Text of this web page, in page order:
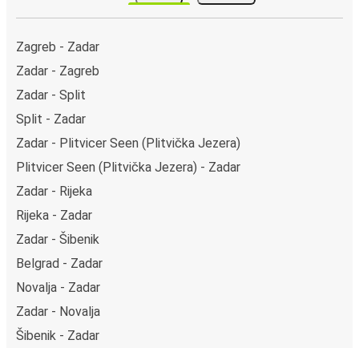
Zagreb - Zadar
Zadar - Zagreb
Zadar - Split
Split - Zadar
Zadar - Plitvicer Seen (Plitvička Jezera)
Plitvicer Seen (Plitvička Jezera) - Zadar
Zadar - Rijeka
Rijeka - Zadar
Zadar - Šibenik
Belgrad - Zadar
Novalja - Zadar
Zadar - Novalja
Šibenik - Zadar